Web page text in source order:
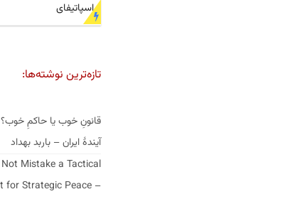
اسپاتیفای
تازه‌ترین نوشته‌ها:
قانونِ خوب یا حاکمِ خوب؟
آیندهٔ ایران – باربد بهداد
Mistake a Tactical
for Strategic Peace –